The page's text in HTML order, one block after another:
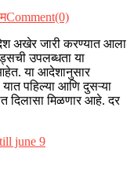
Comment(0)
अखेर जारी करण्यात आला
उपलब्धता या
या आदेशानुसार
पहिल्या आणि दुसऱ्या
दिलासा मिळणार आहे. दर